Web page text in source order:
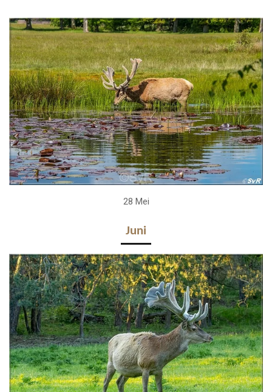
28 Mei
Juni